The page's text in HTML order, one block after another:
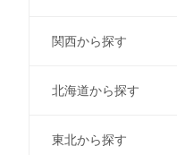
関西から探す
北海道から探す
東北から探す